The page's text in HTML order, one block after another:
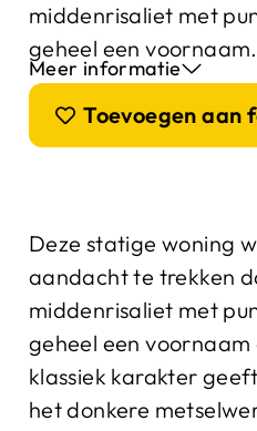
middenrisaliet met
geheel een
Meer informatie
Toevoegen aan
Deze statige woning
aandacht te trekken
middenrisaliet met
geheel een voornaam
klassiek karakter
het donkere